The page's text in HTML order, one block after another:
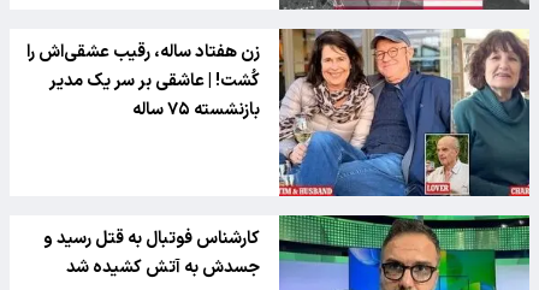
زن هفتاد ساله، رقیب عشقی‌اش را
کُشت! | عاشقی بر سر یک مدیر
بازنشسته ۷۵ ساله
کارشناس فوتبال به قتل رسید و
جسدش به آتش کشیده شد